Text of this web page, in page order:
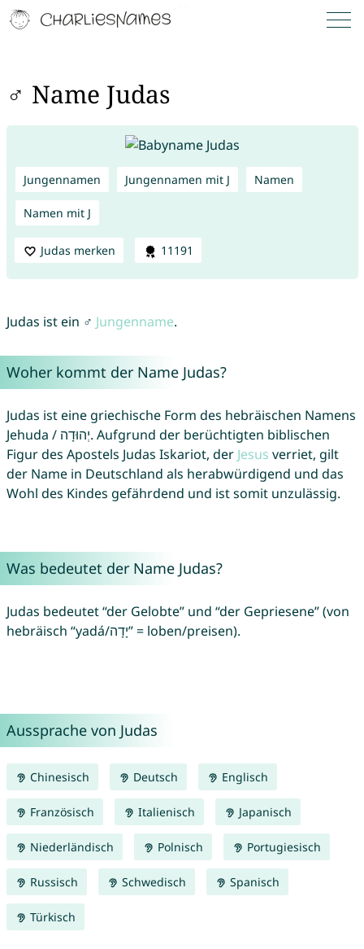
♂ Name Judas
Jungennamen Jungennamen mit J Namen
Namen mit J
Judas merken 11191
Judas ist ein ♂ Jungenname.
Woher kommt der Name Judas?
Judas ist eine griechische Form des hebräischen Namens
Jehuda / יְהוּדָה. Aufgrund der berüchtigten biblischen
Figur des Apostels Judas Iskariot, der Jesus verriet, gilt
der Name in Deutschland als herabwürdigend und das
Wohl des Kindes gefährdend und ist somit unzulässig.
Was bedeutet der Name Judas?
Judas bedeutet “der Gelobte” und “der Gepriesene” (von
hebräisch “yadá/יָדָה” = loben/preisen).
Aussprache von Judas
Chinesisch Deutsch Englisch
Französisch Italienisch Japanisch
Niederländisch Polnisch Portugiesisch
Russisch Schwedisch Spanisch
Türkisch